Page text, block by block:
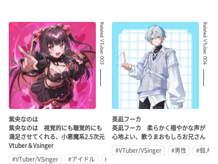
Related VTuber 003
紫央なのは
紫央なのは 視覚的にも聴覚的にも
満足させてくれる、小悪魔系2.5次元
Vtuber＆Vsinger
#VTuber/VSinger
#アイドル #歌ってみた
Related VTuber 004
英凪フーカ
英凪フーカ 柔らかく穏やかな声が
心地よい、歌うまおもしろお兄さん
#VTuber/VSinger
#男性 #個人勢